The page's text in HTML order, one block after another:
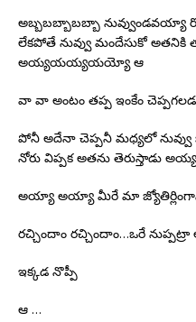
అబ్బబబ్బాబబ్బా నువ్వుండవయ్యా
లేకపోతే నువ్వు మందేసుకో అతనికి
అయ్యయయ్యయయ్యో ఆ
వా వా అంటం తప్ప ఇంకేం
పోనీ అదేనా చెప్పనీ మధ్యలో నువ్వు
నోరు విప్పక అతను తెరుస్తాడు
అయ్యా అయ్యా మీరే మా
రచ్చిందాం రచ్చిందాం…ఒరే నుప్పట్రా
ఇక్కడ నొప్పీ
ఆ …